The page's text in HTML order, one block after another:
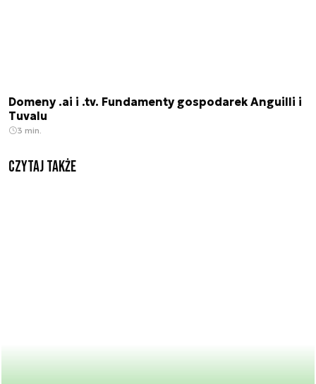
Domeny .ai i .tv. Fundamenty gospodarek Anguilli i
Tuvalu
3 min.
Czytaj także